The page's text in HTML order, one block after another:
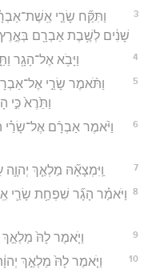
3
וַתִּקַּ֞ח שָׂרַ֣י
שָׁנִ֔ים לְשֶׁ֥בֶת אַבְרָ֖ם בְּאֶ֣רֶץ
4 וַיָּבֹ֥א אֶל־הָגָ֖ר
5
וַתֹּ֨אמֶר שָׂרַ֣י
וַתֵּ֙רֶא֙ כִּ֣י
6
וַיֹּ֨אמֶר אַבְרָ֜ם אֶל־שָׂרַ֗י
7 וַֽיִּמְצָאָ֞הּ מַלְאַ֧ךְ יְהוָ֛ה
8
וַיֹּאמַ֗ר הָגָ֞ר שִׁפְחַ֥ת שָׂרַ֛י
9 וַיֹּ֤אמֶר לָהּ֙ מַלְאַ֣ךְ
10 וַיֹּ֤אמֶר לָהּ֙ מַלְאַ֣ךְ